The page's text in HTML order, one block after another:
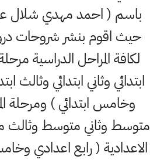
باسم ( احمد مهدي شلال
حيث اقوم بنشر شروحات
لكافة المراحل الدراسية
ابتدائي وثاني ابتدائي وثالث
وخامس ابتدائي ) ومرحلة
متوسط وثاني متوسط
الاعدادية ( رابع اعدادي